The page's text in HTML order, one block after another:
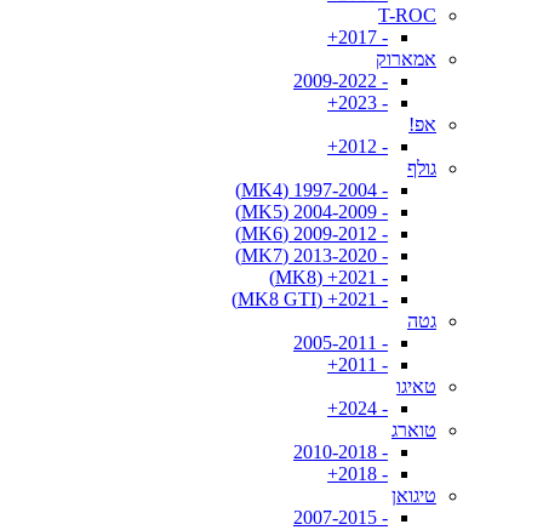
T-ROC
- 2017+
אמארוק
- 2009-2022
- 2023+
אפ!
- 2012+
גולף
- 1997-2004 (MK4)
- 2004-2009 (MK5)
- 2009-2012 (MK6)
- 2013-2020 (MK7)
- 2021+ (MK8)
- 2021+ (MK8 GTI)
גטה
- 2005-2011
- 2011+
טאיגו
- 2024+
טוארג
- 2010-2018
- 2018+
טיגואן
- 2007-2015